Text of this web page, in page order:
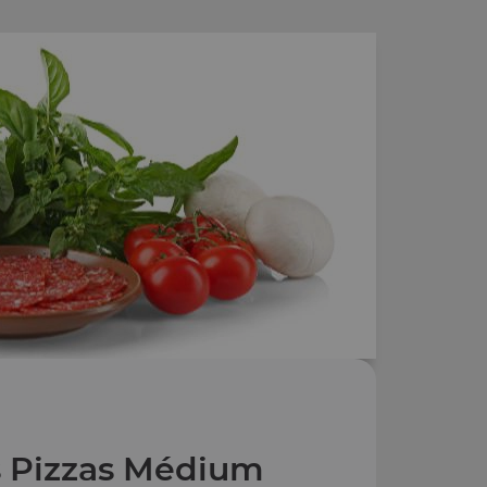
Pizzas Médium